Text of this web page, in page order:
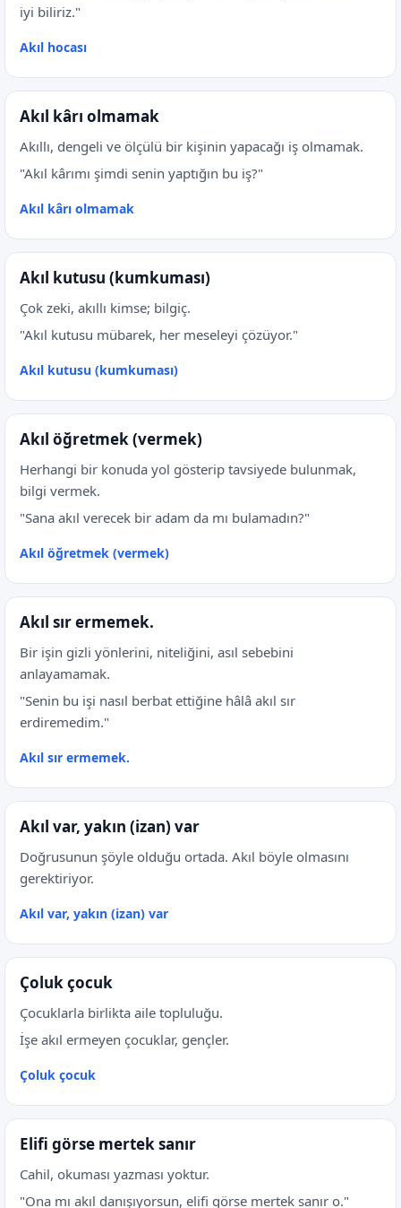
iyi biliriz."
Akıl hocası
Akıl kârı olmamak
Akıllı, dengeli ve ölçülü bir kişinin yapacağı iş olmamak.
"Akıl kârımı şimdi senin yaptığın bu iş?"
Akıl kârı olmamak
Akıl kutusu (kumkuması)
Çok zeki, akıllı kimse; bilgiç.
"Akıl kutusu mübarek, her meseleyi çözüyor."
Akıl kutusu (kumkuması)
Akıl öğretmek (vermek)
Herhangi bir konuda yol gösterip tavsiyede bulunmak,
bilgi vermek.
"Sana akıl verecek bir adam da mı bulamadın?"
Akıl öğretmek (vermek)
Akıl sır ermemek.
Bir işin gizli yönlerini, niteliğini, asıl sebebini
anlayamamak.
"Senin bu işi nasıl berbat ettiğine hâlâ akıl sır
erdiremedim."
Akıl sır ermemek.
Akıl var, yakın (izan) var
Doğrusunun şöyle olduğu ortada. Akıl böyle olmasını
gerektiriyor.
Akıl var, yakın (izan) var
Çoluk çocuk
Çocuklarla birlikta aile topluluğu.
İşe akıl ermeyen çocuklar, gençler.
Çoluk çocuk
Elifi görse mertek sanır
Cahil, okuması yazması yoktur.
"Ona mı akıl danışıyorsun, elifi görse mertek sanır o."